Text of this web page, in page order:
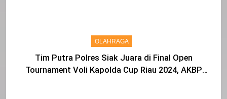
OLAHRAGA
Tim Putra Polres Siak Juara di Final Open
Tournament Voli Kapolda Cup Riau 2024, AKBP